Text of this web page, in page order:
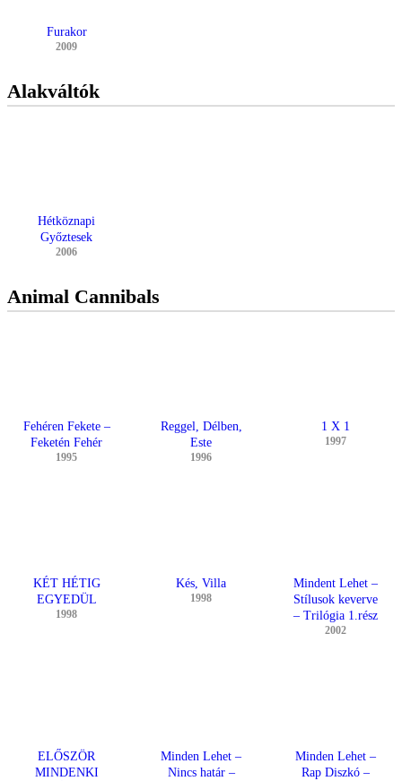
Furakor
2009
Alakváltók
Hétköznapi
Győztesek
2006
Animal Cannibals
Fehéren Fekete –
Feketén Fehér
1995
Reggel, Délben,
Este
1996
1 X 1
1997
KÉT HÉTIG
EGYEDÜL
1998
Kés, Villa
1998
Mindent Lehet –
Stílusok keverve
– Trilógia 1.rész
2002
ELŐSZÖR
MINDENKI
Minden Lehet –
Nincs határ –
Minden Lehet –
Rap Diszkó –